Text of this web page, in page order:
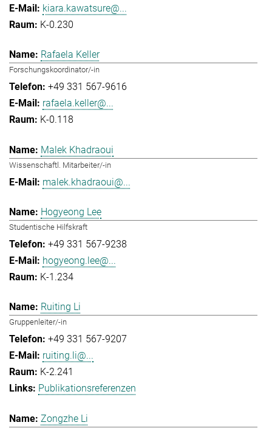
kiara.kawatsure@...
K-0.230
Rafaela Keller
Forschungskoordinator/-in
+49 331 567-9616
rafaela.keller@...
K-0.118
Malek Khadraoui
Wissenschaftl. Mitarbeiter/-in
malek.khadraoui@...
Hogyeong Lee
Studentische Hilfskraft
+49 331 567-9238
hogyeong.lee@...
K-1.234
Ruiting Li
Gruppenleiter/-in
+49 331 567-9207
ruiting.li@...
K-2.241
Publikationsreferenzen
Zongzhe Li